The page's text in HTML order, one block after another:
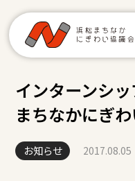
インターンシ
まちなかにぎわ
お知らせ 2017.08.05